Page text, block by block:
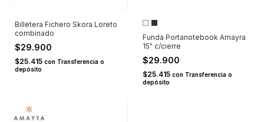
Billetera Fichero Skora Loreto
combinado
$29.900
$25.415 con Transferencia o
depósito
Funda Portanotebook Amayra
15" c/cierre
$29.900
$25.415 con Transferencia o
depósito